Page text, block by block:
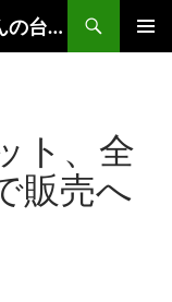
ばあちゃんの料理教室｜ばあちゃんの台所から学ぶ、食と健康の知恵
ト、全
販売へ